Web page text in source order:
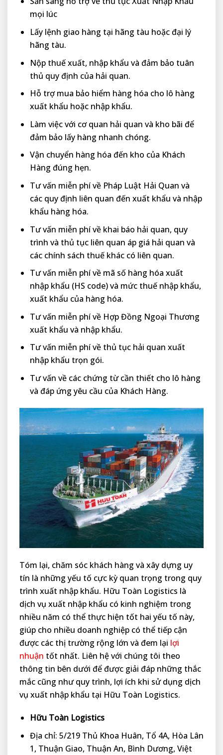
mọi lúc
Lấy lệnh giao hàng tại hãng tàu hoặc đại lý
hãng tàu.
Nộp thuế xuất, nhập khẩu và đảm bảo tuân
thủ quy định của hải quan.
Hỗ trợ mua bảo hiểm hàng hóa cho lô hàng
xuất khẩu hoặc nhập khẩu.
Làm việc với cơ quan hải quan và kho bãi để
đảm bảo lấy hàng nhanh chóng.
Vận chuyển hàng hóa đến kho của Khách
Hàng đúng hẹn.
Tư vấn miễn phí về Pháp Luật Hải Quan và
các quy định liên quan đến xuất khẩu và nhập
khẩu hàng hóa.
Tư vấn miễn phí về khai báo hải quan, quy
trình và thủ tục liên quan áp giá hải quan và
các chính sách thuế khác có liên quan.
Tư vấn miễn phí về mã số hàng hóa xuất
nhập khẩu (HS code) và mức thuế nhập khẩu,
xuất khẩu của hàng hóa.
Tư vấn miễn phí về Hợp Đồng Ngoại Thương
xuất khẩu và nhập khẩu.
Tư vấn miễn phí về thủ tục hải quan xuất
nhập khẩu trọn gói.
Tư vấn về các chứng từ cần thiết cho lô hàng
và đáp ứng yêu cầu của Khách Hàng.
Tóm lại, chăm sóc khách hàng và xây dựng uy
tín là những yếu tố cực kỳ quan trọng trong quy
trình xuất nhập khẩu. Hữu Toàn Logistics là
dịch vụ xuất nhập khẩu có kinh nghiệm trong
nhiều năm có thể thực hiện tốt hai yếu tố này,
giúp cho nhiều doanh nghiệp có thể tiếp cận
được các thị trường rộng lớn và đem lại lợi
nhuận tốt nhất. Liên hệ với chúng tôi theo
thông tin bên dưới để được giải đáp những thắc
mắc cũng như quy trình, lợi ích khi sử dụng dịch
vụ xuất nhập khẩu tại Hữu Toàn Logistics.
Hữu Toàn Logistics
Địa chỉ: 5/219 Thủ Khoa Huân, Tổ 4A, Hòa Lân
1, Thuận Giao, Thuận An, Bình Dương, Việt